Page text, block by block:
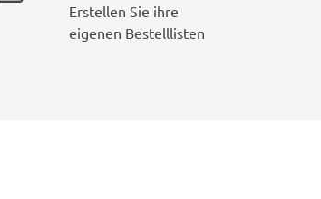
Erstellen Sie ihre
eigenen Bestelllisten